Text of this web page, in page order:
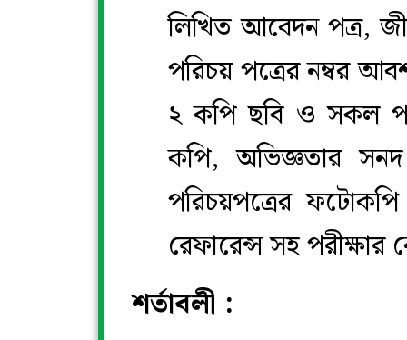
লিখিত আবেদন পত্র,
পরিচয় পত্রের নম্বর
২ কপি ছবি ও সকল
কপি, অভিজ্ঞতার
পরিচয়পত্রের
রেফারেন্স সহ পরীক্ষার
শর্তাবলী :